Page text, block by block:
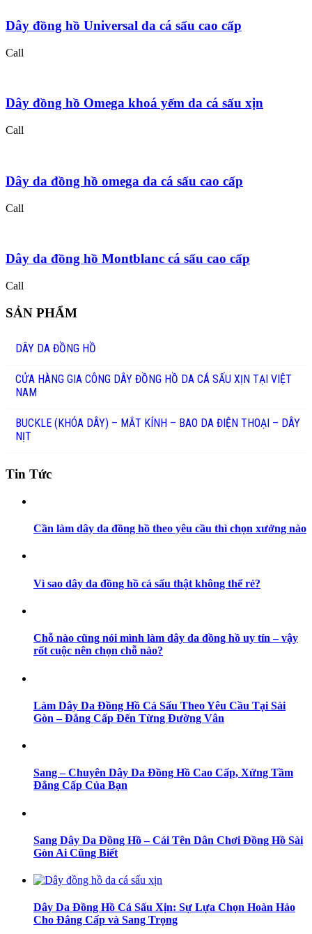
Dây đồng hồ Universal da cá sấu cao cấp
Call
Dây đồng hồ Omega khoá yếm da cá sấu xịn
Call
Dây da đồng hồ omega da cá sấu cao cấp
Call
Dây da đồng hồ Montblanc cá sấu cao cấp
Call
SẢN PHẨM
DÂY DA ĐỒNG HỒ
CỬA HÀNG GIA CÔNG DÂY ĐỒNG HỒ DA CÁ SẤU XỊN TẠI VIỆT
NAM
BUCKLE (KHÓA DÂY) – MẮT KÍNH – BAO DA ĐIỆN THOẠI – DÂY
NỊT
Tin Tức
Cần làm dây da đồng hồ theo yêu cầu thì chọn xưởng nào
Vì sao dây da đồng hồ cá sấu thật không thể rẻ?
Chỗ nào cũng nói mình làm dây da đồng hồ uy tín – vậy
rốt cuộc nên chọn chỗ nào?
Làm Dây Da Đồng Hồ Cá Sấu Theo Yêu Cầu Tại Sài
Gòn – Đẳng Cấp Đến Từng Đường Vân
Sang – Chuyên Dây Da Đồng Hồ Cao Cấp, Xứng Tầm
Đẳng Cấp Của Bạn
Sang Dây Da Đồng Hồ – Cái Tên Dân Chơi Đồng Hồ Sài
Gòn Ai Cũng Biết
Dây Da Đồng Hồ Cá Sấu Xịn: Sự Lựa Chọn Hoàn Hảo
Cho Đẳng Cấp và Sang Trọng